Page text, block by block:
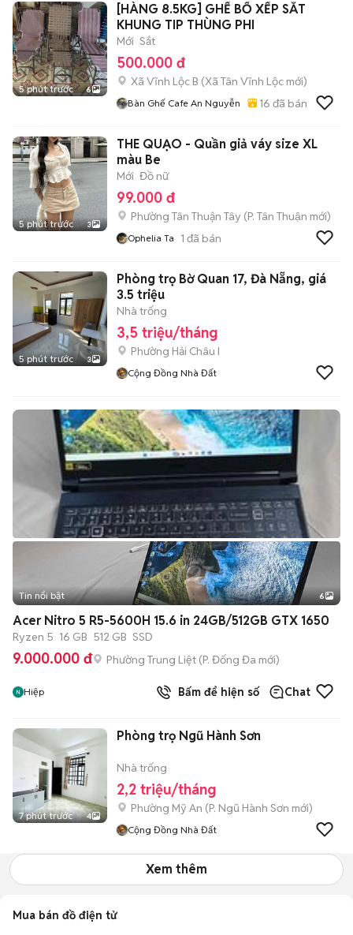
5 phút trước 6
[HÀNG 8.5KG] GHẾ BỐ XẾP SẮT
KHUNG TIP THÙNG PHI
Mới Sắt
500.000 đ
Xã Vĩnh Lộc B (Xã Tân Vĩnh Lộc mới)
Bàn Ghế Cafe An Nguyễn 16 đã bán
5 phút trước 3
THE QUẠO - Quần giả váy size XL
màu Be
Mới Đồ nữ
99.000 đ
Phường Tân Thuận Tây (P. Tân Thuận mới)
Ophelia Ta 1 đã bán
5 phút trước 3
Phòng trọ Bờ Quan 17, Đà Nẵng, giá
3.5 triệu
Nhà trống
3,5 triệu/tháng
Phường Hải Châu I
Cộng Đồng Nhà Đất
+2
Tin nổi bật 6
Acer Nitro 5 R5-5600H 15.6 in 24GB/512GB GTX 1650
Ryzen 5 16 GB 512 GB SSD
9.000.000 đ Phường Trung Liệt (P. Đống Đa mới)
Hiệp Bấm để hiện số Chat
7 phút trước 4
Phòng trọ Ngũ Hành Sơn
Nhà trống
2,2 triệu/tháng
Phường Mỹ An (P. Ngũ Hành Sơn mới)
Cộng Đồng Nhà Đất
Xem thêm
Mua bán đồ điện tử